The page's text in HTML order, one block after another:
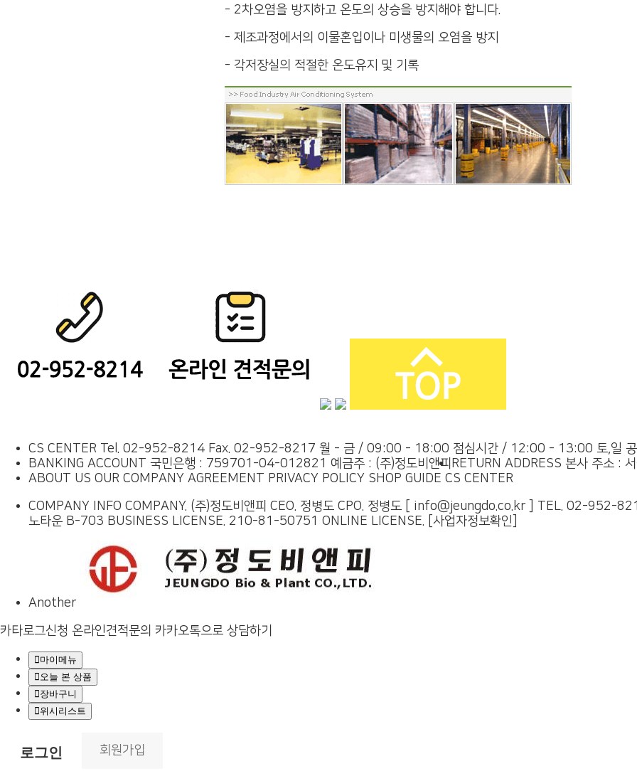
- 2차오염을 방지하고 온도의 상승을 방지해야 합니다.
- 제조과정에서의 이물혼입이나 미생물의 오염을 방지
- 각저장실의 적절한 온도유지 및 기록
CS CENTER Tel. 02-952-8214 Fax. 02-952-8217 월 - 금 / 09:00 - 18:00 점심시간 / 12:00 - 13:00 토,일
BANKING ACCOUNT 국민은행 : 759701-04-012821 예금주 : (주)정도비앤피 RETURN ADDRESS 본사 주소 :
ABOUT US OUR COMPANY AGREEMENT PRIVACY POLICY SHOP GUIDE CS CENTER
COMPANY INFO COMPANY. (주)정도비앤피 CEO. 정병도 CPO. 정병도 [ info@jeungdo.co.kr ]
TEL. 02-952-
노타운 B-703 BUSINESS LICENSE. 210-81-50751 ONLINE LICENSE. [사업자정보확인]
Another
카타로그신청 온라인견적문의 카카오톡으로 상담하기
마이메뉴
오늘 본 상품
장바구니
위시리스트
로그인 회원가입